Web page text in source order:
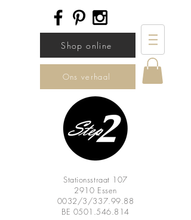
Shop online
Ons verhaal
Stationsstraat 107
2910 Essen
0032/3/337.99.88
BE 0501.546.814